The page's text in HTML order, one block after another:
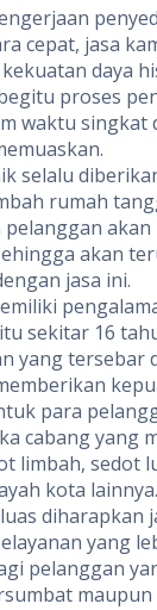
cepat, jasa
daya
proses
waktu singkat
selalu
rumah
akan
jasa ini.
sekitar 16
yang tersebar
para
cabang yang
limbah, sedot
kota
diharapkan
yang
pelanggan